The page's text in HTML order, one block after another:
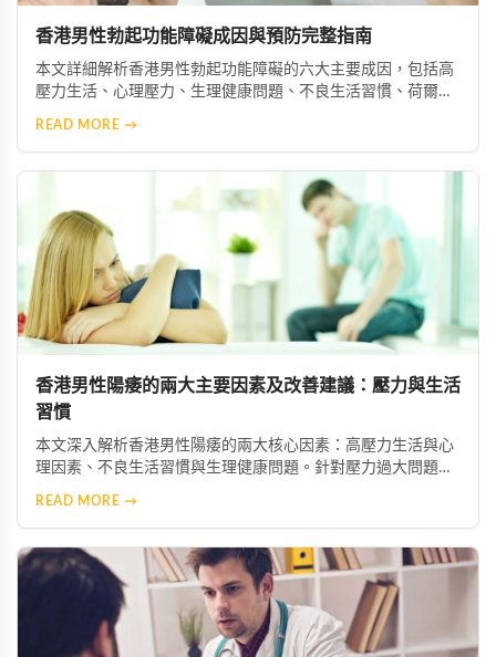
香港男性勃起功能障礙成因與預防完整指南
本文詳細解析香港男性勃起功能障礙的六大主要成因，包括高
壓力生活、心理壓力、生理健康問題、不良生活習慣、荷爾蒙
READ MORE →
香港男性陽痿的兩大主要因素及改善建議：壓力與生活
習慣
本文深入解析香港男性陽痿的兩大核心因素：高壓力生活與心
理因素、不良生活習慣與生理健康問題。針對壓力過大問題，
READ MORE →